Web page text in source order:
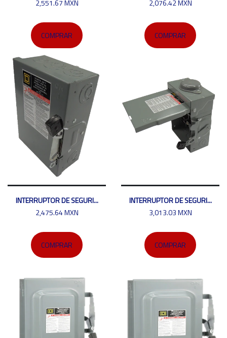
2,551.67 MXN
COMPRAR
2,076.42 MXN
COMPRAR
INTERRUPTOR DE SEGURI...
2,475.64 MXN
COMPRAR
INTERRUPTOR DE SEGURI...
3,013.03 MXN
COMPRAR